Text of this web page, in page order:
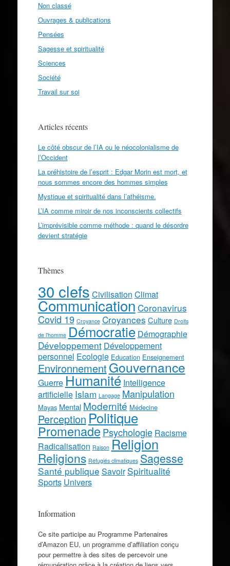
Non classé
Ouvrages & publications
Pensées
Sagesse et spiritualité
Sciences
Société
Travail sur soi
Articles récents
Le côté obscur de l’IA ou le néocolonialisme de
l’Occident
La préhistoire de l’esprit : Edgar Morin est mort, et
nous sommes encore des hommes simples
Mystique et spiritualité dans l’athéisme.
L’IA comme miroir de nos inconscients collectifs
L’imprévisible comme méthode : quand le désordre
devient stratégie
Thèmes
30 clefs Civilisation Climat
CommunicationCoronavirus
Covid 19 Croyance Croyances Culture Droits
de l'homme Démocratie Démographie
Développement Développement
personnel Ecologie Education Enseignement
Environnement Gouvernance
GuerreHumanité Intelligence
artificielle Islam Langage Manipulation
Mayas Mental Modernité Médecine
PerceptionPolitique
Promenade Psychologie Racisme
Radicalisation Raison Religion
Religions Réfugiés climatiques Sagesse
Santé publique Savoir Spiritualité
Sports Univers
Information
Ce site participe au Programme Partenaires
d’Amazon EU, un programme d’affiliation conçu
pour permettre à des sites de percevoir une